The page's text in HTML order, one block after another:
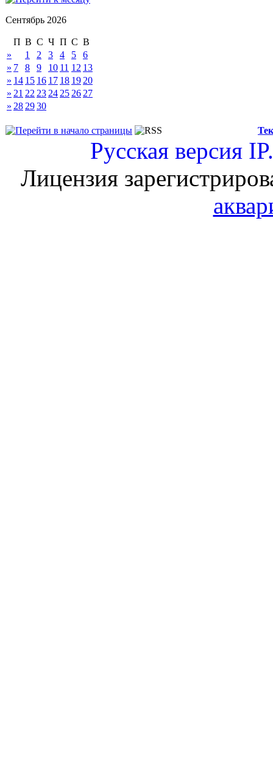
Сентябрь 2026
П В С Ч П С В
»
1 2 3 4 5
6
» 7 8 9 10 11 12 13
» 14 15 16 17 18 19 20
» 21 22 23 24 25 26 27
» 28 2930
Русская версия
Лицензия